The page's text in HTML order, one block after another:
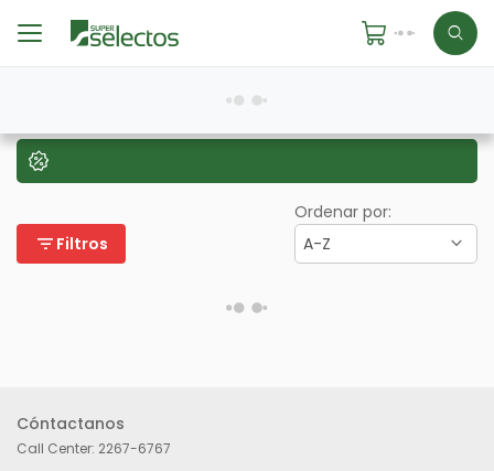
filter_list Filtros
Ordenar por:
A-Z
Cóntactanos
Call Center: 2267-6767